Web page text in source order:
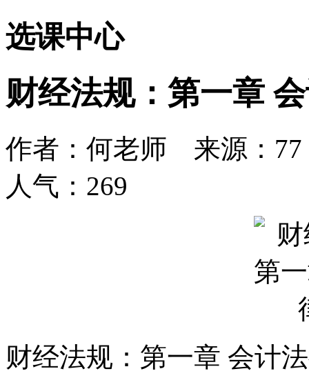
选课中心
财经法规：第一章
作者：何老师 来源：
人气： 269
财经法规：第一章 会计